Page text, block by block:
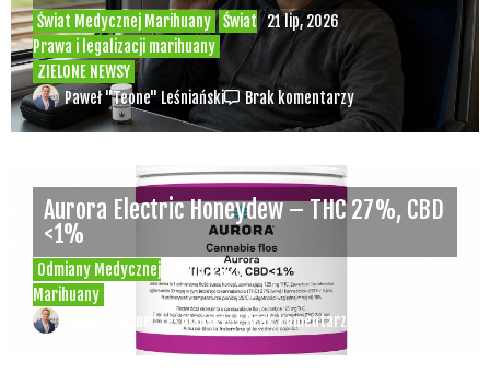
Świat Medycznej Marihuany
Świat
Prawa i legalizacji marihuany
ZIELONE NEWSY
21 lip, 2026
Paweł "Teone" Leśniański Brak komentarzy
Odmiany Medycznej
Marihuany
20 lip, 2026
Aurora Electric Honeydew – THC 27%, CBD
<1%
Paweł "Teone" Leśniański Brak komentarzy